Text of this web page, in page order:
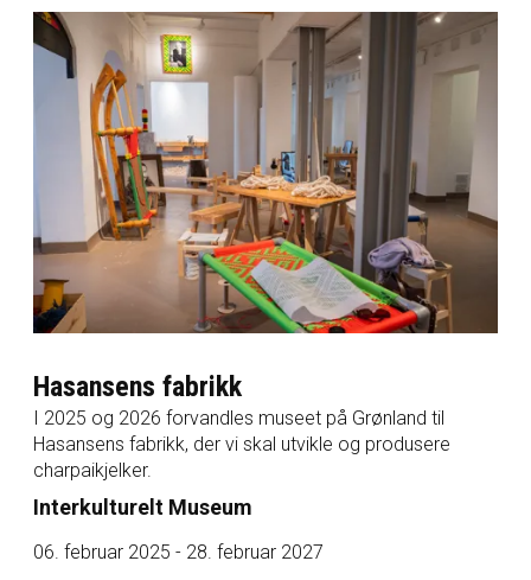
Hasansens fabrikk
I 2025 og 2026 forvandles museet på Grønland til
Hasansens fabrikk, der vi skal utvikle og produsere
charpaikjelker.
Interkulturelt Museum
06. februar 2025 - 28. februar 2027